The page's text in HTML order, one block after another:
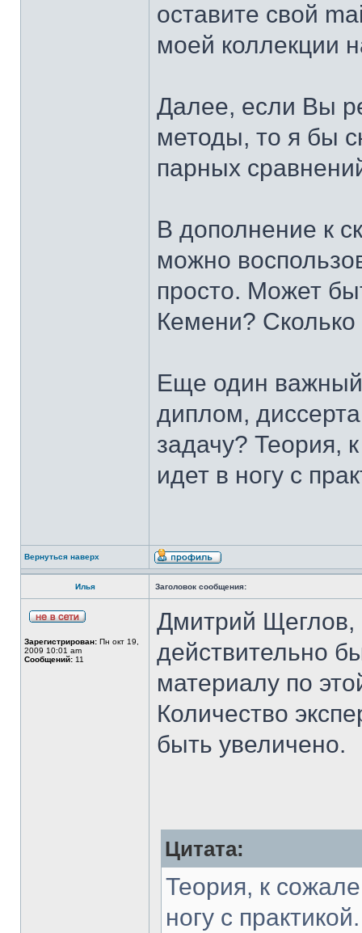
оставите свой
моей коллекции
Далее, если Вы
методы, то я бы
парных
В дополнение к
можно
просто. Может
Кемени? Сколько
Еще один
диплом,
задачу? Теория,
идет в ногу с
Вернуться наверх
Илья Заголовок сообщения:
Зарегистрирован: Пн окт 19,
2009 10:01 am
Сообщений: 11
Дмитрий Щеглов,
действительно
материалу по
Количество
быть увеличено.
Цитата:
Теория, к
ногу с практикой.